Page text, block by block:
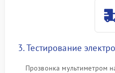
3. Тестирование
Прозвонка мультиметром